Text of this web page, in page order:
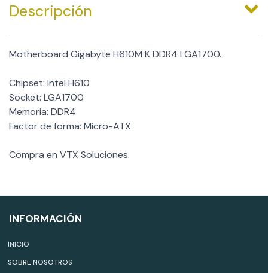
Descripción
Motherboard Gigabyte H610M K DDR4 LGA1700.
Chipset: Intel H610
Socket: LGA1700
Memoria: DDR4
Factor de forma: Micro-ATX
Compra en VTX Soluciones.
INFORMACIÓN
INICIO
SOBRE NOSOTROS